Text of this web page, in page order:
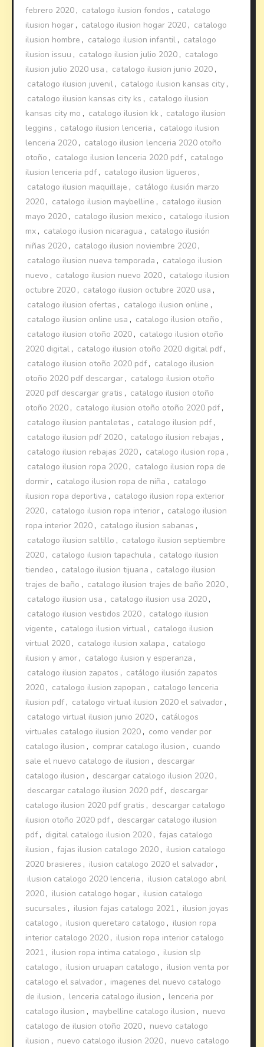
febrero 2020 , catalogo ilusion fondos , catalogo
ilusion hogar , catalogo ilusion hogar 2020 , catalogo
ilusion hombre , catalogo ilusion infantil , catalogo
ilusion issuu , catalogo ilusion julio 2020 , catalogo
ilusion julio 2020 usa , catalogo ilusion junio 2020 ,
catalogo ilusion juvenil , catalogo ilusion kansas city ,
catalogo ilusion kansas city ks , catalogo ilusion
kansas city mo , catalogo ilusion kk , catalogo ilusion
leggins , catalogo ilusion lenceria , catalogo ilusion
lenceria 2020 , catalogo ilusion lenceria 2020 otoño
otoño , catalogo ilusion lenceria 2020 pdf , catalogo
ilusion lenceria pdf , catalogo ilusion ligueros ,
catalogo ilusion maquillaje , catálogo ilusión marzo
2020 , catalogo ilusion maybelline , catalogo ilusion
mayo 2020 , catalogo ilusion mexico , catalogo ilusion
mx , catalogo ilusion nicaragua , catalogo ilusión
niñas 2020 , catalogo ilusion noviembre 2020 ,
catalogo ilusion nueva temporada , catalogo ilusion
nuevo , catalogo ilusion nuevo 2020 , catalogo ilusion
octubre 2020 , catalogo ilusion octubre 2020 usa ,
catalogo ilusion ofertas , catalogo ilusion online ,
catalogo ilusion online usa , catalogo ilusion otoño ,
catalogo ilusion otoño 2020 , catalogo ilusion otoño
2020 digital , catalogo ilusion otoño 2020 digital pdf ,
catalogo ilusion otoño 2020 pdf , catalogo ilusion
otoño 2020 pdf descargar , catalogo ilusion otoño
2020 pdf descargar gratis , catalogo ilusion otoño
otoño 2020 , catalogo ilusion otoño otoño 2020 pdf ,
catalogo ilusion pantaletas , catalogo ilusion pdf ,
catalogo ilusion pdf 2020 , catalogo ilusion rebajas ,
catalogo ilusion rebajas 2020 , catalogo ilusion ropa ,
catalogo ilusion ropa 2020 , catalogo ilusion ropa de
dormir , catalogo ilusion ropa de niña , catalogo
ilusion ropa deportiva , catalogo ilusion ropa exterior
2020 , catalogo ilusion ropa interior , catalogo ilusion
ropa interior 2020 , catalogo ilusion sabanas ,
catalogo ilusion saltillo , catalogo ilusion septiembre
2020 , catalogo ilusion tapachula , catalogo ilusion
tiendeo , catalogo ilusion tijuana , catalogo ilusion
trajes de baño , catalogo ilusion trajes de baño 2020 ,
catalogo ilusion usa , catalogo ilusion usa 2020 ,
catalogo ilusion vestidos 2020 , catalogo ilusion
vigente , catalogo ilusion virtual , catalogo ilusion
virtual 2020 , catalogo ilusion xalapa , catalogo
ilusion y amor , catalogo ilusion y esperanza ,
catalogo ilusion zapatos , catálogo ilusión zapatos
2020 , catalogo ilusion zapopan , catalogo lenceria
ilusion pdf , catalogo virtual ilusion 2020 el salvador ,
catalogo virtual ilusion junio 2020 , catálogos
virtuales catalogo ilusion 2020 , como vender por
catalogo ilusion , comprar catalogo ilusion , cuando
sale el nuevo catalogo de ilusion , descargar
catalogo ilusion , descargar catalogo ilusion 2020 ,
descargar catalogo ilusion 2020 pdf , descargar
catalogo ilusion 2020 pdf gratis , descargar catalogo
ilusion otoño 2020 pdf , descargar catalogo ilusion
pdf , digital catalogo ilusion 2020 , fajas catalogo
ilusion , fajas ilusion catalogo 2020 , ilusion catalogo
2020 brasieres , ilusion catalogo 2020 el salvador ,
ilusion catalogo 2020 lenceria , ilusion catalogo abril
2020 , ilusion catalogo hogar , ilusion catalogo
sucursales , ilusion fajas catalogo 2021 , ilusion joyas
catalogo , ilusion queretaro catalogo , ilusion ropa
interior catalogo 2020 , ilusion ropa interior catalogo
2021 , ilusion ropa intima catalogo , ilusion slp
catalogo , ilusion uruapan catalogo , ilusion venta por
catalogo el salvador , imagenes del nuevo catalogo
de ilusion , lenceria catalogo ilusion , lenceria por
catalogo ilusion , maybelline catalogo ilusion , nuevo
catalogo de ilusion otoño 2020 , nuevo catalogo
ilusion , nuevo catalogo ilusion 2020 , nuevo catalogo